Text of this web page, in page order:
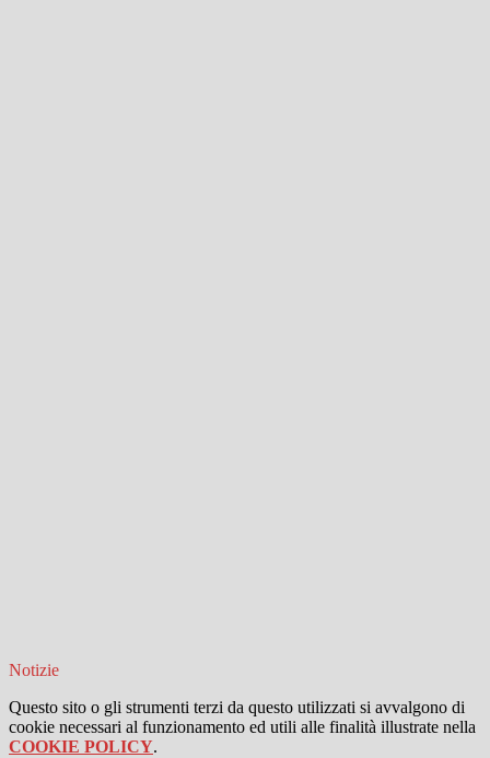
Notizie
Questo sito o gli strumenti terzi da questo utilizzati si avvalgono di
cookie necessari al funzionamento ed utili alle finalità illustrate nella
COOKIE POLICY.